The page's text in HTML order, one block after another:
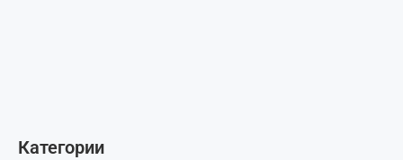
Категории